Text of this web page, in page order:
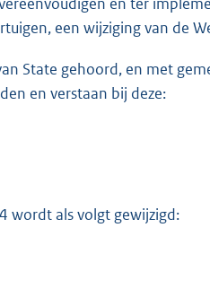
en ter
een wijziging van de
State gehoord, en met
en verstaan bij deze:
wordt als volgt gewijzigd: